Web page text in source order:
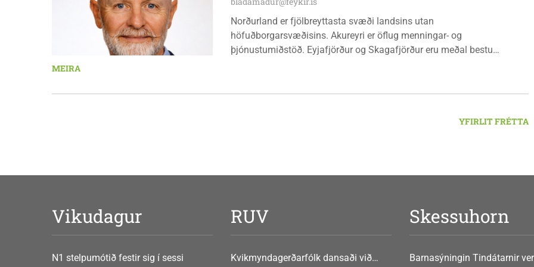
Norðurland er fjölbreyttasta svæði landsins utan
höfuðborgarsvæðisins. Akureyri er öflug menningar- og
þjónustumiðstöð. Eyjafjörður og Skagafjörður eru meðal bestu
orkuverkefni og nýsköpun.
MEIRA
YFIRLIT FRÉTTA
Vikudagur
N1 stelpumótið festir sig í sessi
RUV
Kvikmyndagerðarfólk dansaði við
Skessuhorn
Barnasýningin Tindátarnir